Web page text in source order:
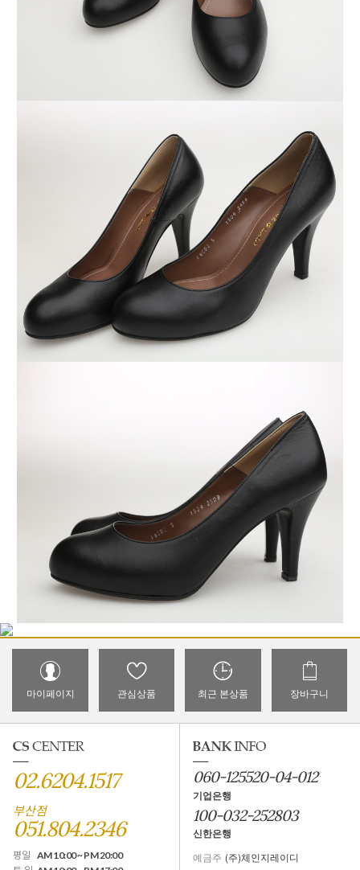
마이페이지 관심상품 최근 본상품 장바구니
02.6204.1517
부산점
051.804.2346
평일 AM 10:00 ~ PM 20:00
060-125520-04-012
기업은행
100-032-252803
신한은행
예금주 (주)체인지레이디